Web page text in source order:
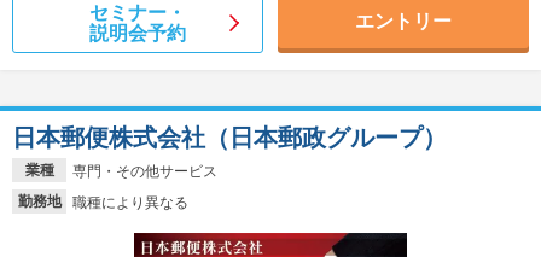
セミナー・
説明会予約
エントリー
業種
専門・その他サービス
勤務地
職種により異なる
日本郵便株式会社（日本郵政グループ）